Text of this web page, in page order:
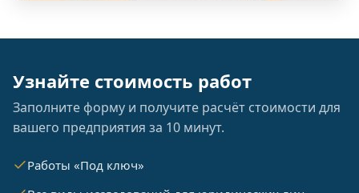
Узнайте стоимость работ
Заполните форму и получите расчёт стоимости для
вашего предприятия за 10 минут.
Работы «Под ключ»